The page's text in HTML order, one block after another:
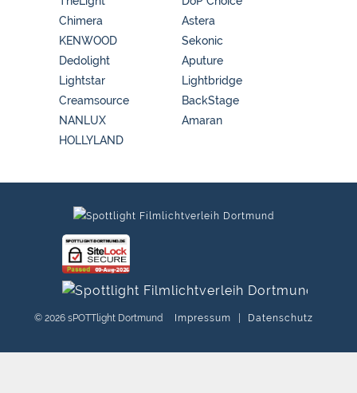
Chimera
KENWOOD
Dedolight
Lightstar
Creamsource
NANLUX
HOLLYLAND
Astera
Sekonic
Aputure
Lightbridge
BackStage
Amaran
© 2026 sPOTTlight Dortmund Impressum Datenschutz